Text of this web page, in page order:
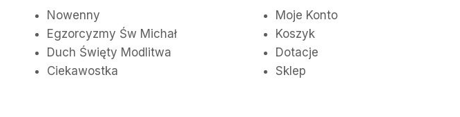
Nowenny
Egzorcyzmy Św Michał
Duch Święty Modlitwa
Ciekawostka
Moje Konto
Koszyk
Dotacje
Sklep